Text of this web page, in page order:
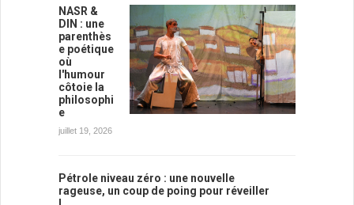
NASR &
DIN : une
parenthès
e poétique
où
l'humour
côtoie la
philosophi
e
juillet 19, 2026
Pétrole niveau zéro : une nouvelle
rageuse, un coup de poing pour réveiller